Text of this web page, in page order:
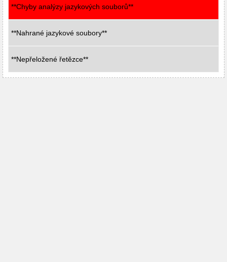
**Chyby analýzy jazykových souborů**
**Nahrané jazykové soubory**
**Nepřeložené řetězce**